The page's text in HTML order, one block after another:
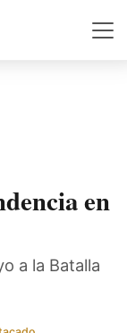
en
a la Batalla